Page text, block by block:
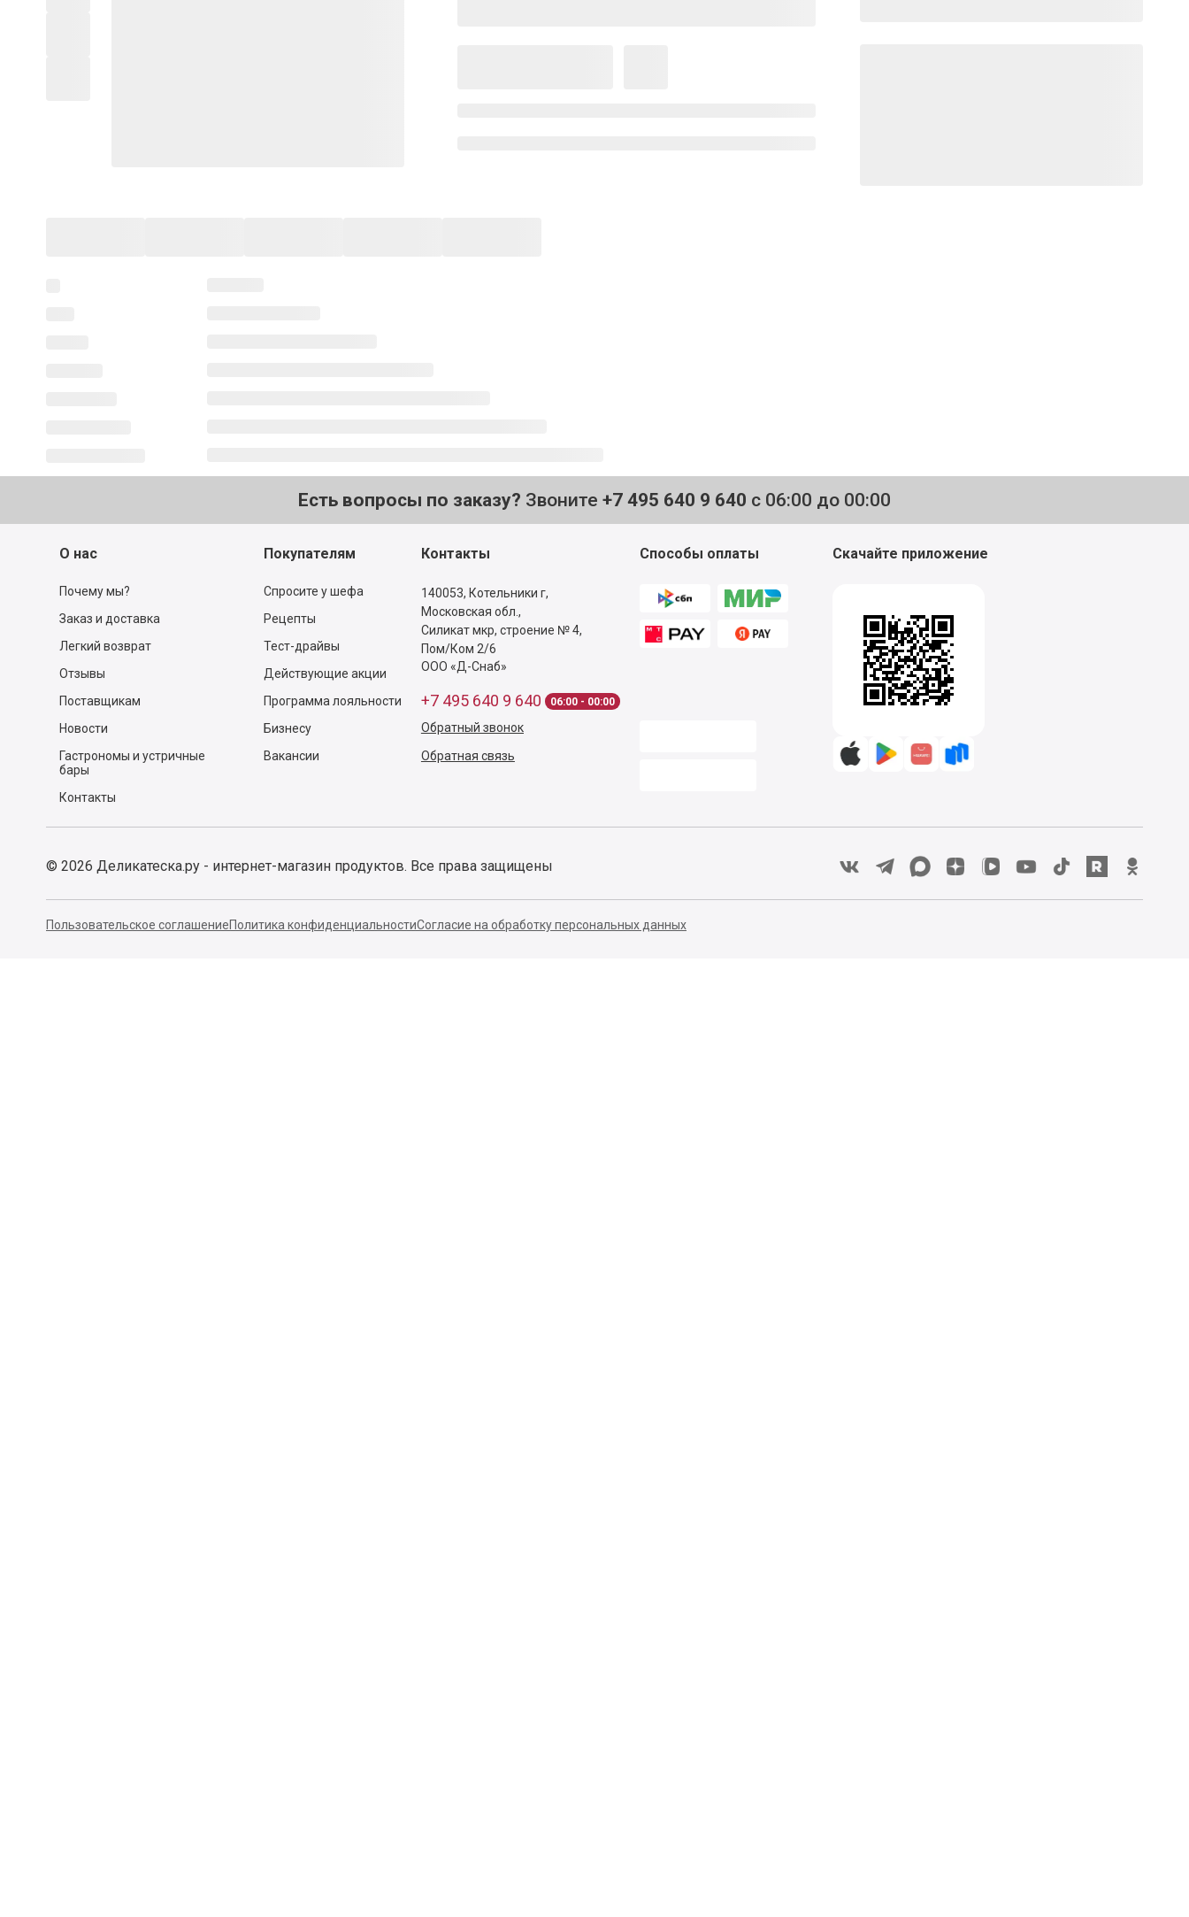
Есть вопросы по заказу? Звоните +7 495 640 9 640 с 06:00 до 00:00
О нас
Почему мы?
Заказ и доставка
Легкий возврат
Отзывы
Поставщикам
Новости
Гастрономы и устричные
бары
Контакты
Покупателям
Спросите у шефа
Рецепты
Тест-драйвы
Действующие акции
Программа лояльности
Бизнесу
Вакансии
Контакты
140053, Котельники г,
Московская обл.,
Силикат мкр, строение № 4,
Пом/Ком 2/6
ООО «Д-Снаб»
+7 495 640 9 640 06:00 - 00:00
Обратный звонок
Обратная связь
Способы оплаты Скачайте приложение
© 2026 Деликатеска.ру - интернет-магазин продуктов. Все права защищены
Пользовательское соглашениеПолитика конфиденциальностиСогласие на обработку персональных данных